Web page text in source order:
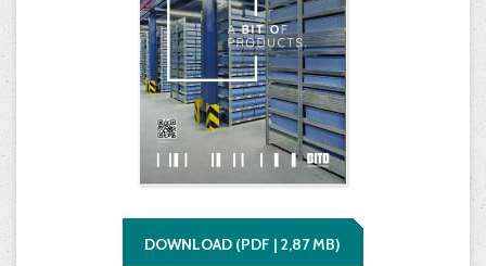
DOWNLOAD (PDF | 2,87MB)